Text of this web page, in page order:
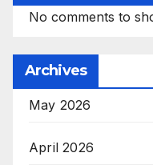
No comments to
Archives
May 2026
April 2026